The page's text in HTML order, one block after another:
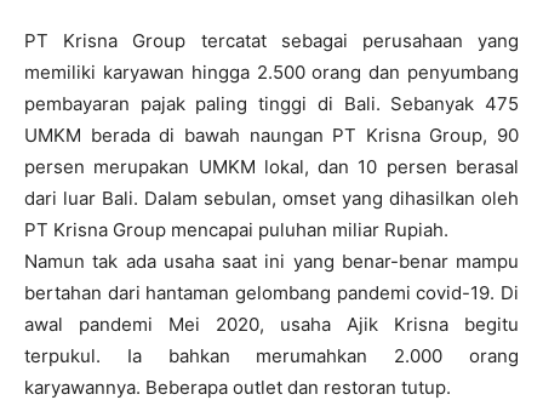
PT Krisna Group tercatat sebagai perusahaan yang
memiliki karyawan hingga 2.500 orang dan penyumbang
pembayaran pajak paling tinggi di Bali. Sebanyak 475
UMKM berada di bawah naungan PT Krisna Group, 90
persen merupakan UMKM lokal, dan 10 persen berasal
dari luar Bali. Dalam sebulan, omset yang dihasilkan oleh
PT Krisna Group mencapai puluhan miliar Rupiah.
Namun tak ada usaha saat ini yang benar-benar mampu
bertahan dari hantaman gelombang pandemi covid-19. Di
awal pandemi Mei 2020, usaha Ajik Krisna begitu
terpukul. Ia bahkan merumahkan 2.000 orang
karyawannya. Beberapa outlet dan restoran tutup.